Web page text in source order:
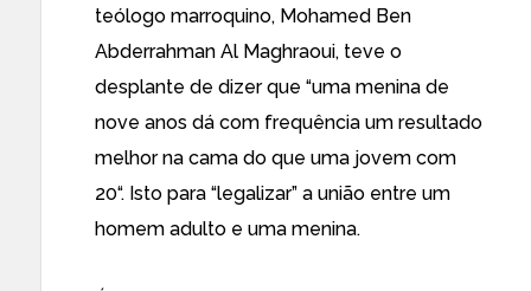
teólogo marroquino, Mohamed Ben
Abderrahman Al Maghraoui, teve o
desplante de dizer que “uma menina de
nove anos dá com frequência um resultado
melhor na cama do que uma jovem com
20“. Isto para “legalizar” a união entre um
homem adulto e uma menina.